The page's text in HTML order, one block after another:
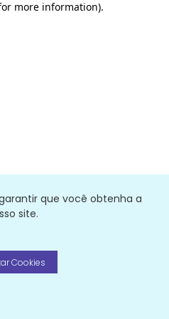
que você obtenha a
site.
Cookies
more information).